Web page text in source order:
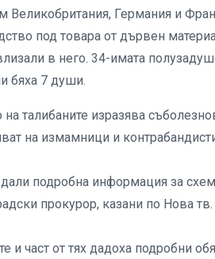
Великобритания, Германия и
под товара от дървен
в него. 34-имата
бяха 7 души.
талибаните изразява
на измамници и
подробна информация за
прокурор, казани по Нова тв.
и част от тях дадоха подробни